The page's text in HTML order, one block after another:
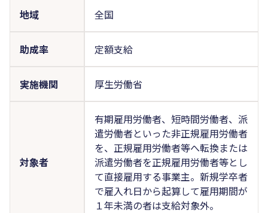
地域 全国
助成率 定額支給
実施機関 厚生労働省
対象者
有期雇用労働者、短時間労働者、派
遣労働者といった非正規雇用労働者
を、正規雇用労働者等へ転換または
派遣労働者を正規雇用労働者等とし
て直接雇用する事業主。新規学卒者
で雇入れ日から起算して雇用期間が
１年未満の者は支給対象外。